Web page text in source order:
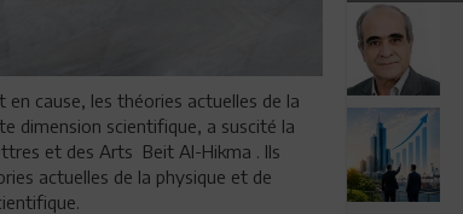
cause, les théories actuelles de la
dimension scientifique, a suscité la
et des Arts Beit Al-Hikma . Ils
actuelles de la physique et de